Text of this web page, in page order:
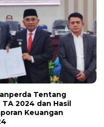
Tentang
2024 dan Hasil
Keuangan